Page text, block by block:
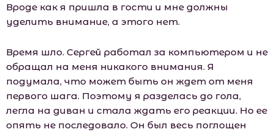
Вроде как я пришла в гости и мне должны
уделить внимание, а этого нет.
Время шло. Сергей работал за компьютером и не
обращал на меня никакого внимания. Я
подумала, что может быть он ждет от меня
первого шага. Поэтому я разделась до гола,
легла на диван и стала ждать его реакции. Но ее
опять не последовало. Он был весь поглощен